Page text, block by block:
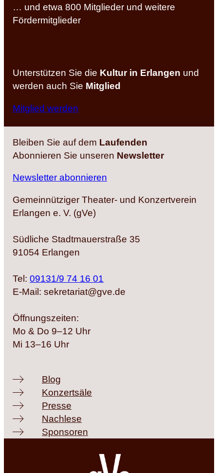
… und etwa 800 Mitglieder und weitere
Fördermitglieder
Unterstützen Sie die Kultur in Erlangen und
werden auch Sie Mitglied
Mitglied werden
Bleiben Sie auf dem Laufenden
Abonnieren Sie unseren Newsletter
Newsletter abonnieren
Gemeinnütziger Theater- und Konzertverein
Erlangen e. V. (gVe)
Südliche Stadtmauerstraße 35
91054 Erlangen
Tel: 09131/9 74 16 01
E-Mail: sekretariat@gve.de
Öffnungszeiten:
Mo & Do 9–12 Uhr
Mi 13–16 Uhr
Blog
Konzertsäle
Presse
Nachlese
Sponsoren